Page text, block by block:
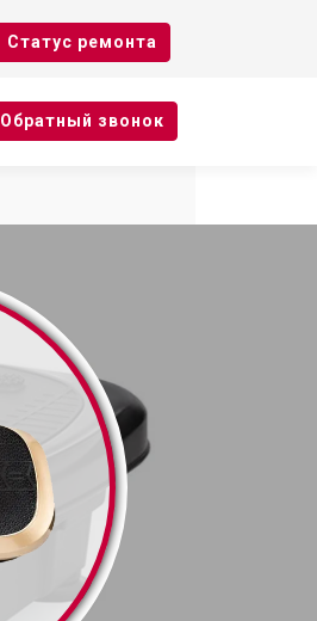
Cтатус ремонта
Oбратный звонок